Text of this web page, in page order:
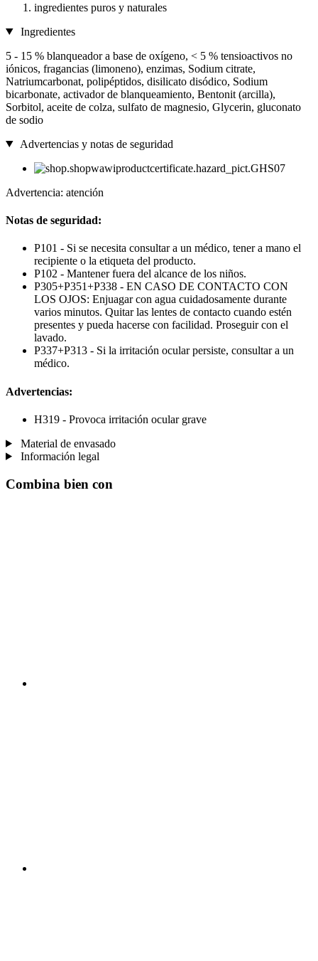
ingredientes puros y naturales
Ingredientes
5 - 15 % blanqueador a base de oxígeno, < 5 % tensioactivos no
iónicos, fragancias (limoneno), enzimas, Sodium citrate,
Natriumcarbonat, polipéptidos, disilicato disódico, Sodium
bicarbonate, activador de blanqueamiento, Bentonit (arcilla),
Sorbitol, aceite de colza, sulfato de magnesio, Glycerin, gluconato
de sodio
Advertencias y notas de seguridad
Advertencia: atención
Notas de seguridad:
P101 - Si se necesita consultar a un médico, tener a mano el
recipiente o la etiqueta del producto.
P102 - Mantener fuera del alcance de los niños.
P305+P351+P338 - EN CASO DE CONTACTO CON
LOS OJOS: Enjuagar con agua cuidadosamente durante
varios minutos. Quitar las lentes de contacto cuando estén
presentes y pueda hacerse con facilidad. Proseguir con el
lavado.
P337+P313 - Si la irritación ocular persiste, consultar a un
médico.
Advertencias:
H319 - Provoca irritación ocular grave
Material de envasado
Información legal
Combina bien con